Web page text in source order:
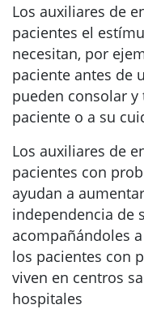
Los auxiliares de
pacientes el
necesitan, por
paciente antes de
pueden consolar
paciente o a su
Los auxiliares de
pacientes con
ayudan a
independencia de
acompañándoles
los pacientes con
viven en centros
hospitales